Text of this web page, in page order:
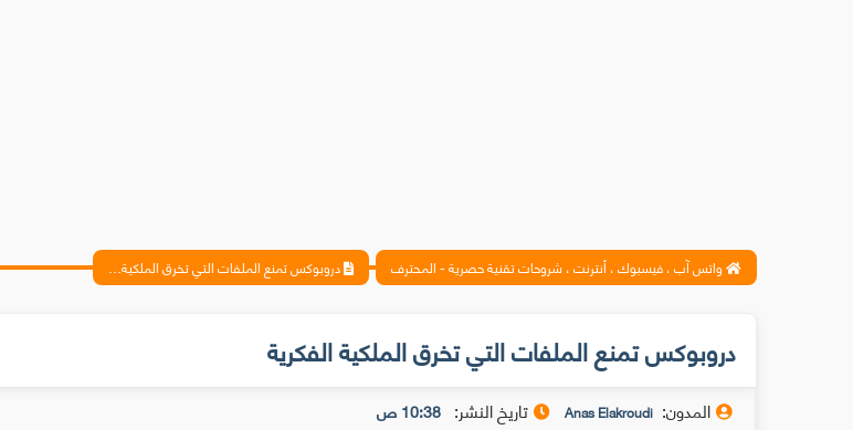
واتس آب ، فيسبوك ، أنترنت ، شروحات تقنية حصرية - المحترف دروبوكس تمنع الملفات التي تخرق الملكية الفكرية
دروبوكس تمنع الملفات التي تخرق الملكية الفكرية
المدون: Anas Elakroudi تاريخ النشر: 10:38 ص